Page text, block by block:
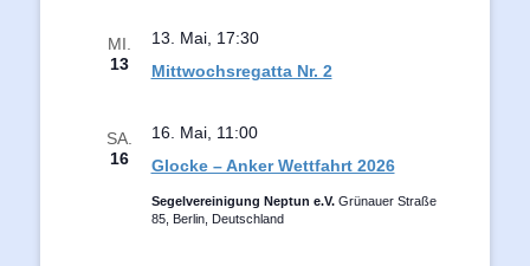
MI.
13
Mittwochsregatta Nr. 2
13. Mai, 17:30
SA.
16
Glocke – Anker Wettfahrt 2026
16. Mai, 11:00
Segelvereinigung Neptun e.V. Grünauer Straße
85, Berlin, Deutschland